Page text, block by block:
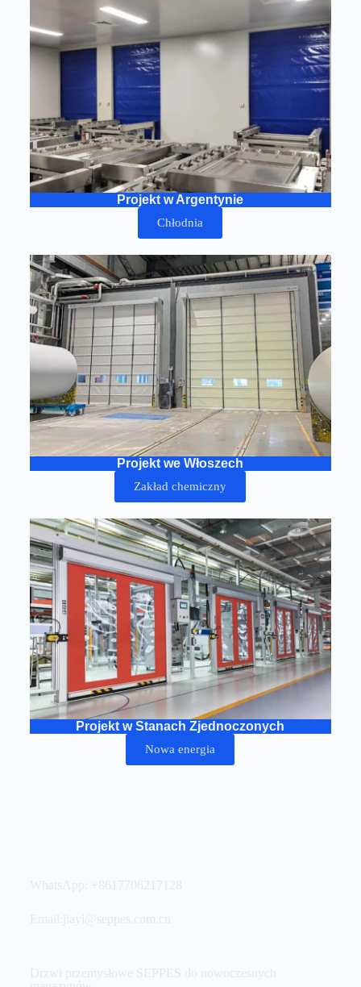
Projekt w Argentynie
Chłodnia
Projekt we Włoszech
Zakład chemiczny
Projekt w Stanach Zjednoczonych
Nowa energia
WhatsApp: +8617706217128
Email:jiayi@seppes.com.cn
Drzwi przemysłowe SEPPES do nowoczesnych